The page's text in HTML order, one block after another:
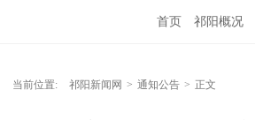
首页 祁阳概况
当前位置: 祁阳新闻网 > 通知公告 > 正文